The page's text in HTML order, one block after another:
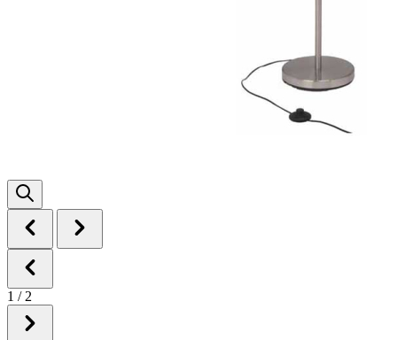
1 / 2